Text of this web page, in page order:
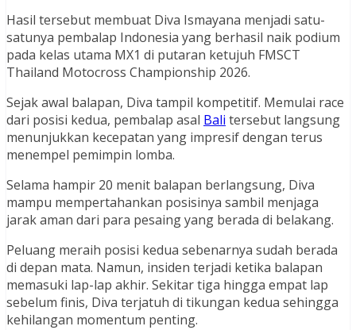
Hasil tersebut membuat Diva Ismayana menjadi satu-
satunya pembalap Indonesia yang berhasil naik podium
pada kelas utama MX1 di putaran ketujuh FMSCT
Thailand Motocross Championship 2026.
Sejak awal balapan, Diva tampil kompetitif. Memulai race
dari posisi kedua, pembalap asal Bali tersebut langsung
menunjukkan kecepatan yang impresif dengan terus
menempel pemimpin lomba.
Selama hampir 20 menit balapan berlangsung, Diva
mampu mempertahankan posisinya sambil menjaga
jarak aman dari para pesaing yang berada di belakang.
Peluang meraih posisi kedua sebenarnya sudah berada
di depan mata. Namun, insiden terjadi ketika balapan
memasuki lap-lap akhir. Sekitar tiga hingga empat lap
sebelum finis, Diva terjatuh di tikungan kedua sehingga
kehilangan momentum penting.